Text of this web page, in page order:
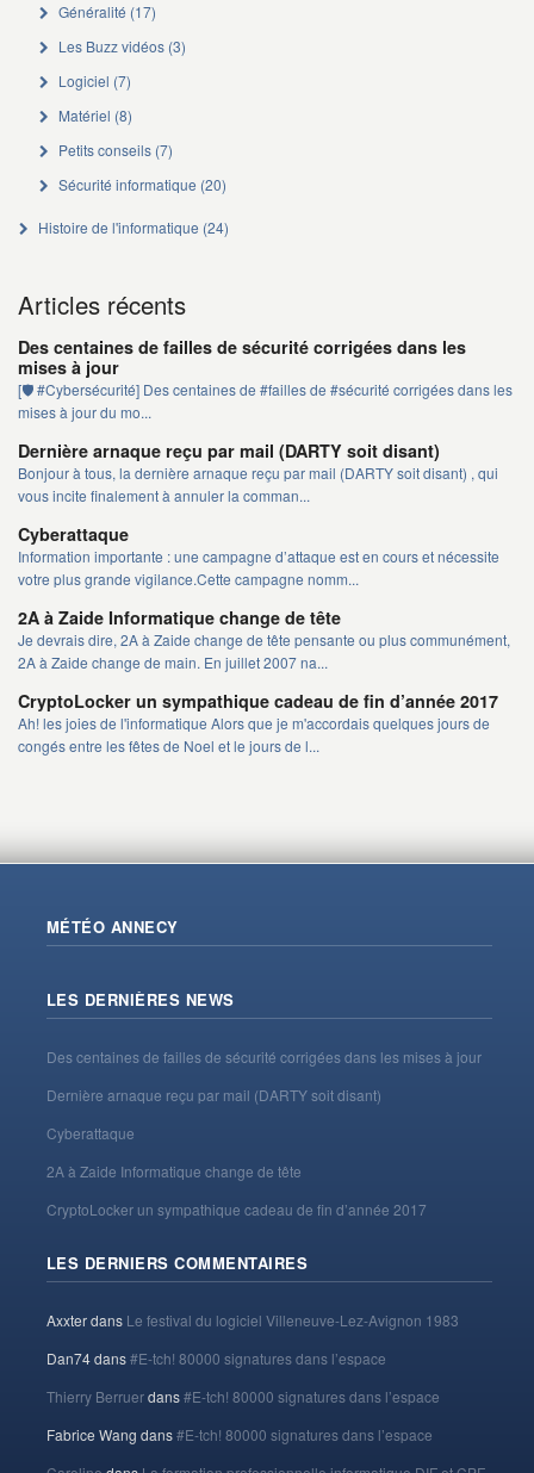
Généralité (17)
Les Buzz vidéos(3)
Logiciel (7)
Matériel (8)
Petits conseils(7)
Sécurité informatique (20)
Histoire de l'informatique (24)
Articles récents
Des centaines de failles de sécurité corrigées dans les
mises à jour
[🛡️ #Cybersécurité] Des centaines de #failles de #sécurité corrigées dans les
mises à jour du mo...
Dernière arnaque reçu par mail (DARTY soit disant)
Bonjour à tous, la dernière arnaque reçu par mail (DARTY soit disant) , qui
vous incite finalement à annuler la comman...
Cyberattaque
Information importante : une campagne d’attaque est en cours et nécessite
votre plus grande vigilance.Cette campagne nomm...
2A à Zaide Informatique change de tête
Je devrais dire, 2A à Zaide change de tête pensante ou plus communément,
2A à Zaide change de main. En juillet 2007 na...
CryptoLocker un sympathique cadeau de fin d’année 2017
Ah! les joies de l'informatique Alors que je m'accordais quelques jours de
congés entre les fêtes de Noel et le jours de l...
MÉTÉO ANNECY
LES DERNIÈRES NEWS
Des centaines de failles de sécurité corrigées dans les mises à jour
Dernière arnaque reçu par mail (DARTY soit disant)
Cyberattaque
2A à Zaide Informatique change de tête
CryptoLocker un sympathique cadeau de fin d’année 2017
LES DERNIERS COMMENTAIRES
Axxterdans Le festival du logiciel Villeneuve-Lez-Avignon 1983
Dan74dans#E-tch! 80000 signatures dans l’espace
Thierry Berruerdans#E-tch! 80000 signatures dans l’espace
Fabrice Wang dans#E-tch! 80000 signatures dans l’espace